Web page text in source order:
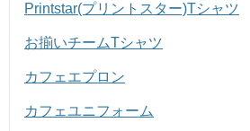
Printstar(プリントスター)Tシャツ
お揃いチームTシャツ
カフェエプロン
カフェユニフォーム